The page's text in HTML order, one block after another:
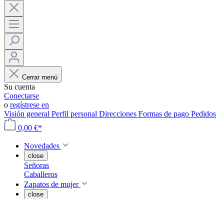
Cerrar menú
Su cuenta
Conectarse
o regístrese en
Visión general Perfil personal Direcciones Formas de pago Pedidos
0,00 €*
Novedades
close
Señoras
Caballeros
Zapatos de mujer
close